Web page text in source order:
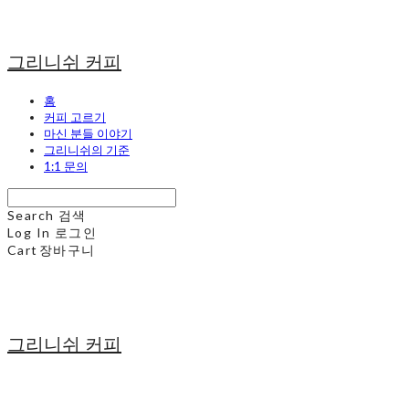
그리니쉬 커피
홈
커피 고르기
마신 분들 이야기
그리니쉬의 기준
1:1 문의
Search 검색
Log In 로그인
Cart 장바구니
그리니쉬 커피